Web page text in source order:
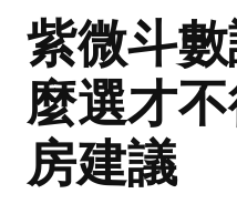
紫微斗
麼選才
房建議